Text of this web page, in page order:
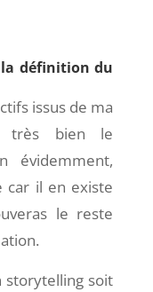
définition du
issus de ma
très bien le
évidemment,
car il en existe
le reste
soit